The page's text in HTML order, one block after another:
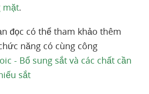
mặt.
đọc có thể tham khảo thêm
năng có cùng công
- Bổ sung sắt và các chất cần
sắt